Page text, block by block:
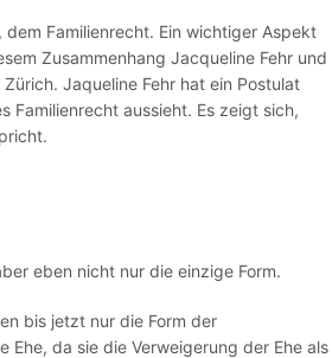
Familienrecht. Ein wichtiger Aspekt
Zusammenhang Jacqueline Fehr und
Jaqueline Fehr hat ein Postulat
Familienrecht aussieht. Es zeigt sich,
eben nicht nur die einzige Form.
bis jetzt nur die Form der
da sie die Verweigerung der Ehe als